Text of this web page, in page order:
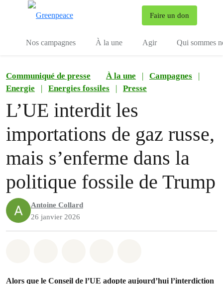
Faire un don
Nos campagnes À la une Agir Qui sommes
Communiqué de presse À la une | Campagnes
|
Energie
| Energies fossiles | Presse
L’UE interdit les
importations de gaz russe,
mais s’enferme dans la
politique fossile de Trump
Antoine Collard
26 janvier 2026
Alors que le Conseil de l’UE adopte aujourd’hui l’interdiction